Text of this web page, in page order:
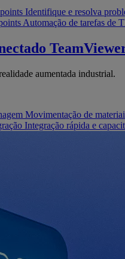
Identifique e resolva
Automação de tarefas de
aumentada industrial.
Movimentação de
Integração rápida e